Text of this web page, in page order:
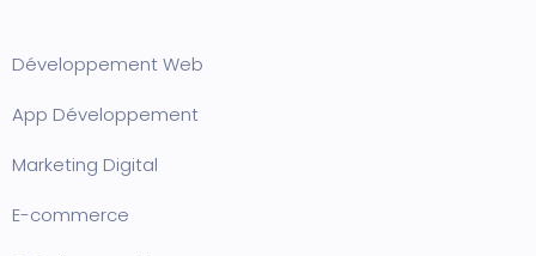
Développement Web
App Développement
Marketing Digital
E-commerce